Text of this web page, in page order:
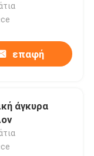
επαφή
άγκυρα